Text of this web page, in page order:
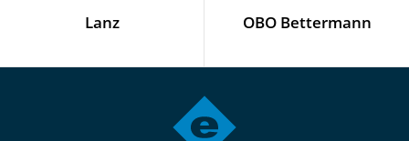
Lanz OBO Bettermann